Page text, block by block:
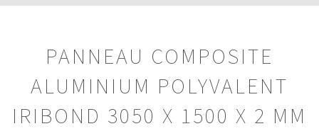
PANNEAU COMPOSITE
ALUMINIUM POLYVALENT
IRIBOND 3050 X 1500 X 2 MM